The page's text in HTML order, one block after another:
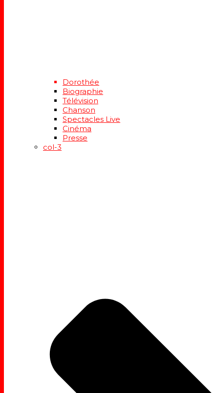
Dorothée
Biographie
Télévision
Chanson
Spectacles Live
Cinéma
Presse
col-3